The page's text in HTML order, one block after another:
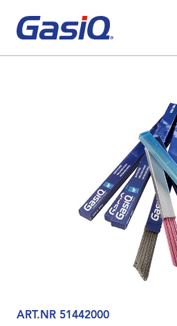
Hoppa till innehåll 🇬🇧
ART.NR 51442000